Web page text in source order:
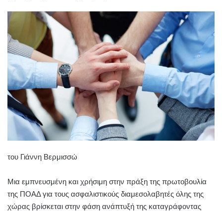
του Γιάννη Βερμισσώ
Μια εμπνευσμένη και χρήσιμη στην πράξη της πρωτοβουλία
της ΠΟΑΔ για τους ασφαλιστικούς διαμεσολαβητές όλης της
χώρας βρίσκεται στην φάση ανάπτυξή της καταγράφοντας